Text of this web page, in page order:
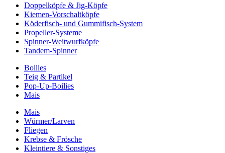
Doppelköpfe & Jig-Köpfe
Kiemen-Vorschaltköpfe
Köderfisch- und Gummifisch-System
Propeller-Systeme
Spinner-Weitwurfköpfe
Tandem-Spinner
Boilies
Teig & Partikel
Pop-Up-Boilies
Mais
Mais
Würmer/Larven
Fliegen
Krebse & Frösche
Kleintiere & Sonstiges